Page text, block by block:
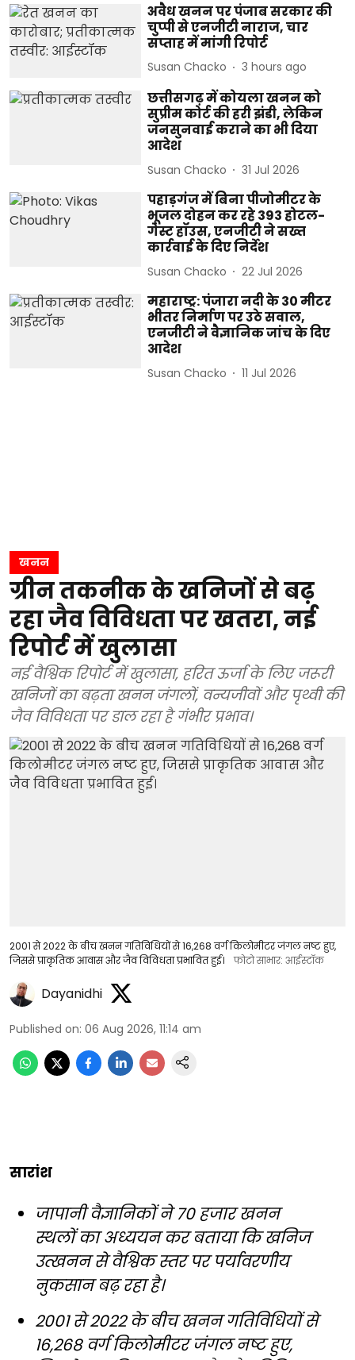
अवैध खनन पर पंजाब सरकार की
चुप्पी से एनजीटी नाराज, चार
सप्ताह में मांगी रिपोर्ट
Susan Chacko 3 hours ago
छत्तीसगढ़ में कोयला खनन को
सुप्रीम कोर्ट की हरी झंडी, लेकिन
जनसुनवाई कराने का भी दिया
आदेश
Susan Chacko 31 Jul 2026
पहाड़गंज में बिना पीजोमीटर के
भूजल दोहन कर रहे 393 होटल-
गेस्ट हॉउस, एनजीटी ने सख्त
कार्रवाई के दिए निर्देश
Susan Chacko 22 Jul 2026
महाराष्ट्र: पंजारा नदी के 30 मीटर
भीतर निर्माण पर उठे सवाल,
एनजीटी ने वैज्ञानिक जांच के दिए
आदेश
Susan Chacko 11 Jul 2026
खनन
ग्रीन तकनीक के खनिजों से बढ़
रहा जैव विविधता पर खतरा, नई
रिपोर्ट में खुलासा
नई वैश्विक रिपोर्ट में खुलासा, हरित ऊर्जा के लिए जरूरी
खनिजों का बढ़ता खनन जंगलों, वन्यजीवों और पृथ्वी की
जैव विविधता पर डाल रहा है गंभीर प्रभाव।
2001 से 2022 के बीच खनन गतिविधियों से 16,268 वर्ग किलोमीटर जंगल नष्ट हुए,
जिससे प्राकृतिक आवास और जैव विविधता प्रभावित हुई।
फोटो साभार: आईस्टॉक
Dayanidhi
Published on: 06 Aug 2026, 11:14 am
सारांश
जापानी वैज्ञानिकों ने 70 हजार खनन
स्थलों का अध्ययन कर बताया कि खनिज
उत्खनन से वैश्विक स्तर पर पर्यावरणीय
नुकसान बढ़ रहा है।
2001 से 2022 के बीच खनन गतिविधियों से
16,268 वर्ग किलोमीटर जंगल नष्ट हुए,